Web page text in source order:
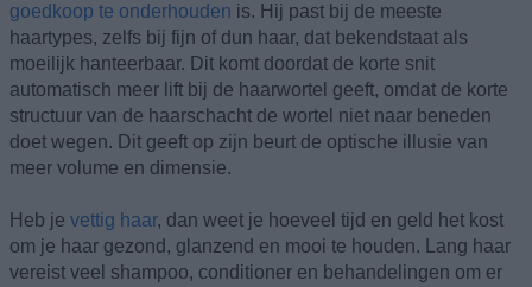
goedkoop te onderhouden is. Hij past bij de meeste
haartypes, zelfs bij fijn of dun haar, dat bekendstaat als
moeilijk hanteerbaar. Dit komt doordat de korte snit
automatisch meer lift bij de haarwortel geeft, omdat de korte
structuur van de haarschacht de wortel niet naar beneden
doet wegen. Dit geeft op zijn beurt de optische illusie van
meer volume en dimensie.
Heb je vettig haar, dan weet je hoeveel tijd en geld het kost
om je haar gezond, glanzend en mooi te houden. Lang haar
vereist veel shampoo, conditioner en behandelingen om er